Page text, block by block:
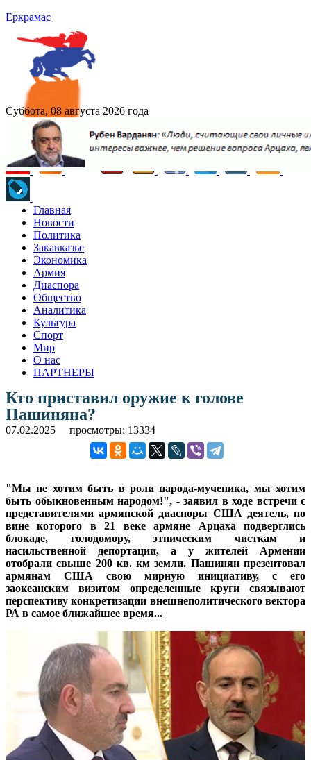
Еркрамас
Суббота, 08 августа 2026 года
Главная
Новости
Политика
Закавказье
Экономика
Армия
Диаспора
Общество
Аналитика
Культура
Спорт
Мир
О нас
ПАРТНЕРЫ
Кто приставил оружие к голове
Пашиняна?
07.02.2025 просмотры: 13334
"Мы не хотим быть в роли народа-мученика, мы хотим
быть обыкновенным народом!", - заявил в ходе встречи с
представителями армянской диаспоры США деятель, по
вине которого в 21 веке армяне Арцаха подверглись
блокаде, голодомору, этническим чисткам и
насильственной депортации, а у жителей Армении
отобрали свыше 200 кв. км земли. Пашинян презентовал
армянам США свою мирную инициативу, с его
заокеанским визитом определенные круги связывают
перспективу конкретизации внешнеполитического вектора
РА в самое ближайшее время...